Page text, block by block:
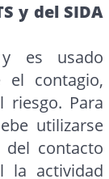
y del SIDA
es usado
el contagio,
Para
utilizarse
contacto
la actividad